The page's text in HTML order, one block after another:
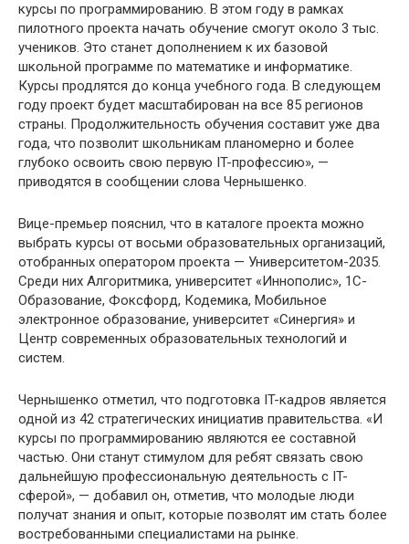
курсы по программированию. В этом году в рамках
пилотного проекта начать обучение смогут около 3 тыс.
учеников. Это станет дополнением к их базовой
школьной программе по математике и информатике.
Курсы продлятся до конца учебного года. В следующем
году проект будет масштабирован на все 85 регионов
страны. Продолжительность обучения составит уже два
года, что позволит школьникам планомерно и более
глубоко освоить свою первую IT-профессию», —
приводятся в сообщении слова Чернышенко.
Вице-премьер пояснил, что в каталоге проекта можно
выбрать курсы от восьми образовательных организаций,
отобранных оператором проекта — Университетом-2035.
Среди них Алгоритмика, университет «Иннополис», 1С-
Образование, Фоксфорд, Кодемика, Мобильное
электронное образование, университет «Синергия» и
Центр современных образовательных технологий и
систем.
Чернышенко отметил, что подготовка IT-кадров является
одной из 42 стратегических инициатив правительства. «И
курсы по программированию являются ее составной
частью. Они станут стимулом для ребят связать свою
дальнейшую профессиональную деятельность с IT-
сферой», — добавил он, отметив, что молодые люди
получат знания и опыт, которые позволят им стать более
востребованными специалистами на рынке.